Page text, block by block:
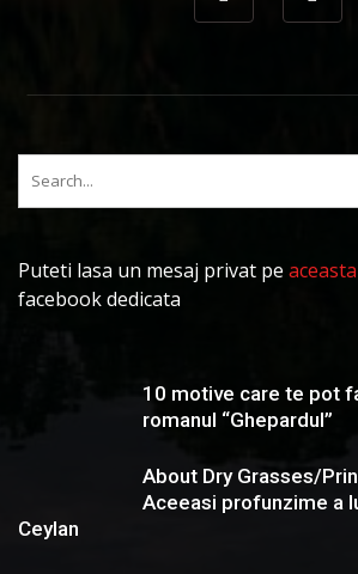
Puteti lasa un mesaj privat pe aceasta
facebook dedicata
10 motive care te pot
romanul “Ghepardul”
About Dry Grasses/
Aceeasi profunzime a
Ceylan